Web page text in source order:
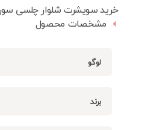
خرید سویشرت شلوار چلسی
مشخصات محصول
لوگو
برند